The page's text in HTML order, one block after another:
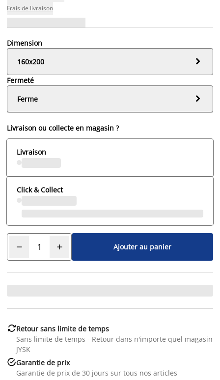
Frais de livraison
Dimension
160x200

Fermeté
Ferme

Livraison ou collecte en magasin ?
Livraison
Click & Collect
Ajouter au panier
Retour sans limite de temps
Sans limite de temps - Retour dans n'importe quel magasin
JYSK
Garantie de prix
Garantie de prix de 30 jours sur tous nos articles